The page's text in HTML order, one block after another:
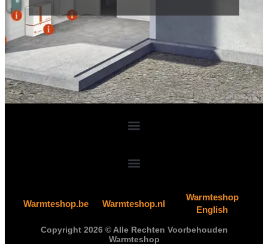
Warmteshop.be Warmteshop.nl
Warmteshop
English
Copyright 2026 © Alle Rechten Voorbehouden
Warmteshop